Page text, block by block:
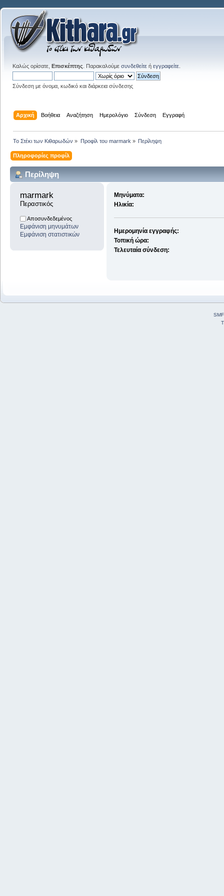
Καλώς ορίσατε, Επισκέπτης . Παρακαλούμε συνδεθείτε ή εγγραφείτε
Σύνδεση με όνομα, κωδικό και διάρκεια σύνδεσης
Αρχική Βοήθεια Αναζήτηση Ημερολόγιο Σύνδεση Εγγραφή
Το Στέκι των Κιθαρωδών » Προφίλ του marmark » Περίληψη
Πληροφορίες προφίλ
Περίληψη
marmark
Περαστικός
Αποσυνδεδεμένος
Εμφάνιση μηνυμάτων
Εμφάνιση στατιστικών
Μηνύματα:
Ηλικία:
Ημερομηνία εγγραφής:
Τοπική ώρα:
Τελευταία σύνδεση: